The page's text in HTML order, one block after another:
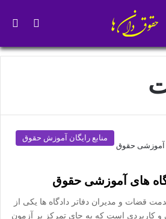
تغییر
منابع رایگان آموزش حقوق
های آموزشی حقوق
قضات و مدیران دفاتر دادگاه ها یکی از
و کاربردی است که به جای تمرکز بر آزمون